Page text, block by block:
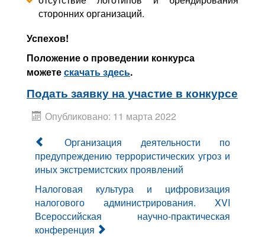
сторонних организаций.
Успехов!
Положение о проведении конкурса
можетескачатьздесь.
Подать заявку на участие в конкурсе
Опубликовано: 11 марта 2022
Организация деятельности по
предупреждению террористических угроз и
иных экстремистских проявлений
Налоговая культура и цифровизация
налогового администрирования. XVI
Всероссийская научно-практическая
конференция